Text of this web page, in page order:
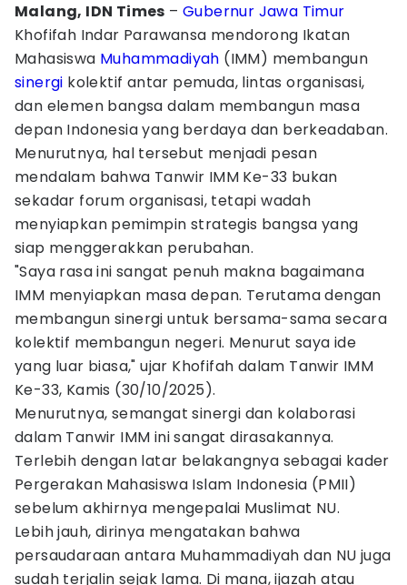
Malang, IDN Times –Gubernur Jawa Timur
Khofifah Indar Parawansa mendorong Ikatan
Mahasiswa Muhammadiyah (IMM) membangun
sinergi kolektif antar pemuda, lintas organisasi,
dan elemen bangsa dalam membangun masa
depan Indonesia yang berdaya dan berkeadaban.
Menurutnya, hal tersebut menjadi pesan
mendalam bahwa Tanwir IMM Ke-33 bukan
sekadar forum organisasi, tetapi wadah
menyiapkan pemimpin strategis bangsa yang
siap menggerakkan perubahan.
"Saya rasa ini sangat penuh makna bagaimana
IMM menyiapkan masa depan. Terutama dengan
membangun sinergi untuk bersama-sama secara
kolektif membangun negeri. Menurut saya ide
yang luar biasa," ujar Khofifah dalam Tanwir IMM
Ke-33, Kamis (30/10/2025).
Menurutnya, semangat sinergi dan kolaborasi
dalam Tanwir IMM ini sangat dirasakannya.
Terlebih dengan latar belakangnya sebagai kader
Pergerakan Mahasiswa Islam Indonesia (PMII)
sebelum akhirnya mengepalai Muslimat NU.
Lebih jauh, dirinya mengatakan bahwa
persaudaraan antara Muhammadiyah dan NU juga
sudah terjalin sejak lama. Di mana, ijazah atau